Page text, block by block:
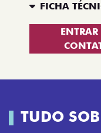
FICHA
ENTRAR
TUDO